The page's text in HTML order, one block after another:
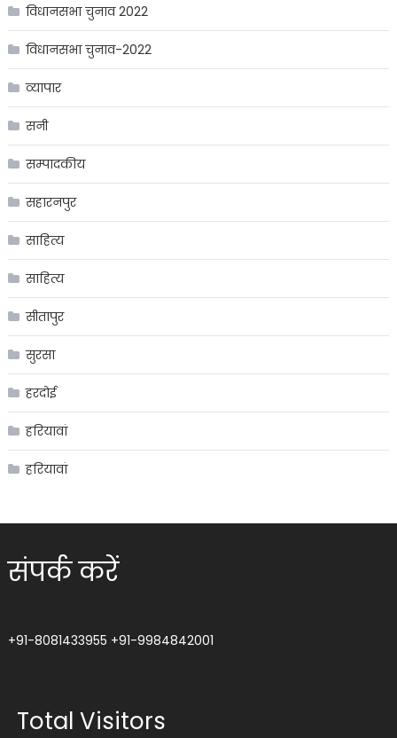
विधानसभा चुनाव 2022
विधानसभा चुनाव-2022
व्यापार
सनी
सम्पादकीय
सहारनपुर
साहित्य
साहित्य
सीतापुर
सुरसा
हरदोई
हरियावां
हरियावां
संपर्क करें
+91-8081433955 +91-9984842001
Total Visitors